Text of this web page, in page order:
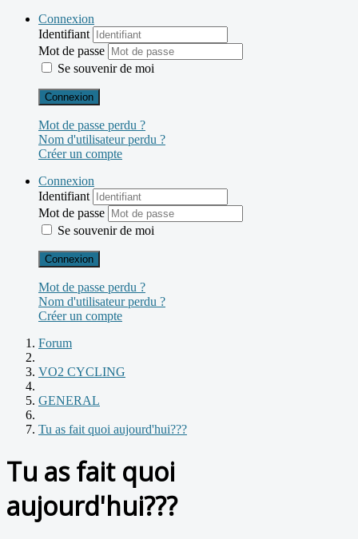
Connexion
Identifiant
Mot de passe
Se souvenir de moi
Connexion
Mot de passe perdu ?
Nom d'utilisateur perdu ?
Créer un compte
Connexion
Identifiant
Mot de passe
Se souvenir de moi
Connexion
Mot de passe perdu ?
Nom d'utilisateur perdu ?
Créer un compte
Forum
VO2 CYCLING
GENERAL
Tu as fait quoi aujourd'hui???
Tu as fait quoi
aujourd'hui???